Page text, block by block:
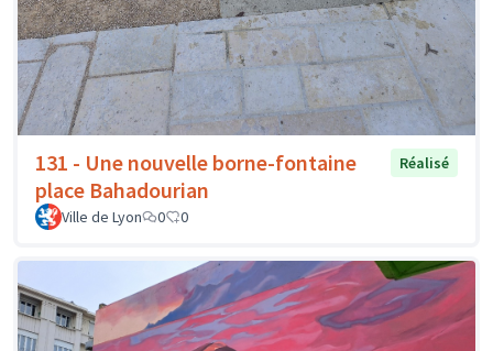
131 - Une nouvelle borne-fontaine
place Bahadourian
Réalisé
Ville de Lyon 0 0